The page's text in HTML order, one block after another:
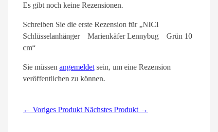
Es gibt noch keine Rezensionen.
Schreiben Sie die erste Rezension für „NICI
Schlüsselanhänger – Marienkäfer Lennybug – Grün 10
cm“
Sie müssen angemeldet sein, um eine Rezension
veröffentlichen zu können.
← Voriges Produkt Nächstes Produkt →